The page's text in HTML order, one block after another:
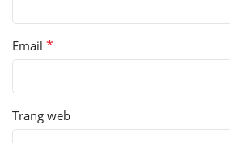
Email *
Trang web